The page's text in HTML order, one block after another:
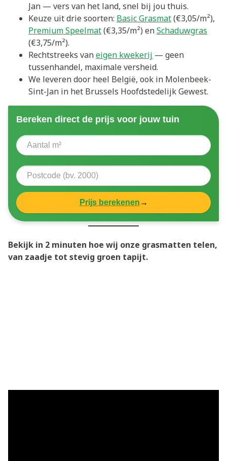
Jan — vers van het land, snel bij jou thuis.
Keuze uit drie soorten: Basic Grasmat(€3,05/m²),
Premium Speelmat(€3,35/m²) enSchaduwgras
(€3,75/m²).
Rechtstreeks vaneigen kwekerij — geen
tussenhandel, maximale versheid.
We leveren door heel België, ook in Molenbeek-
Sint-Jan in het Brussels Hoofdstedelijk Gewest.
Bereken direct de prijs voor jouw tuin
Prijs berekenen →
Bekijk in 2 minuten hoe wij onze grasmatten telen,
van zaadje tot stevig groen tapijt.